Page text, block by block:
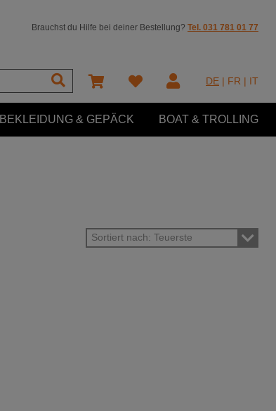
Brauchst du Hilfe bei deiner Bestellung? Tel. 031 781 01 77
DE FR IT
BEKLEIDUNG & GEPÄCK BOAT & TROLLING
Sortiert nach: Teuerste